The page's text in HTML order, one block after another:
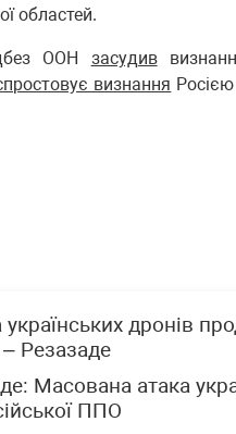
областей.
ООН засудив
визнання
дронів
Резазаде
Масована атака
ППО